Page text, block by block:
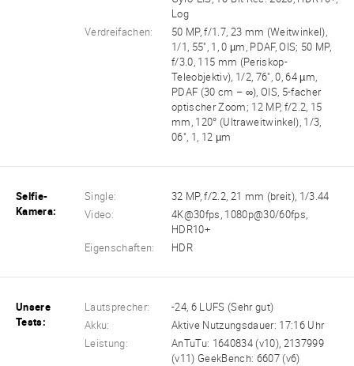
Log
Verdreifachen:
50 MP, f/1.7, 23 mm (Weitwinkel),
1/1, 55", 1, 0 µm, PDAF, OIS; 50 MP,
f/3.0, 115 mm (Periskop-
Teleobjektiv), 1/2, 76", 0, 64 µm,
PDAF (30 cm – ∞), OIS, 5-facher
optischer Zoom; 12 MP, f/2.2, 15
mm, 120° (Ultraweitwinkel), 1/3,
06", 1, 12 µm
Selfie-
Kamera:
Single:
32 MP, f/2.2, 21 mm (breit), 1/3.44
Video:
4K@30fps, 1080p@30/60fps,
HDR10+
Eigenschaften:
HDR
Unsere
Tests:
Lautsprecher:
-24, 6 LUFS (Sehr gut)
Akku:
Aktive Nutzungsdauer: 17:16 Uhr
Leistung:
AnTuTu: 1640834 (v10), 2137999
(v11) GeekBench: 6607 (v6)